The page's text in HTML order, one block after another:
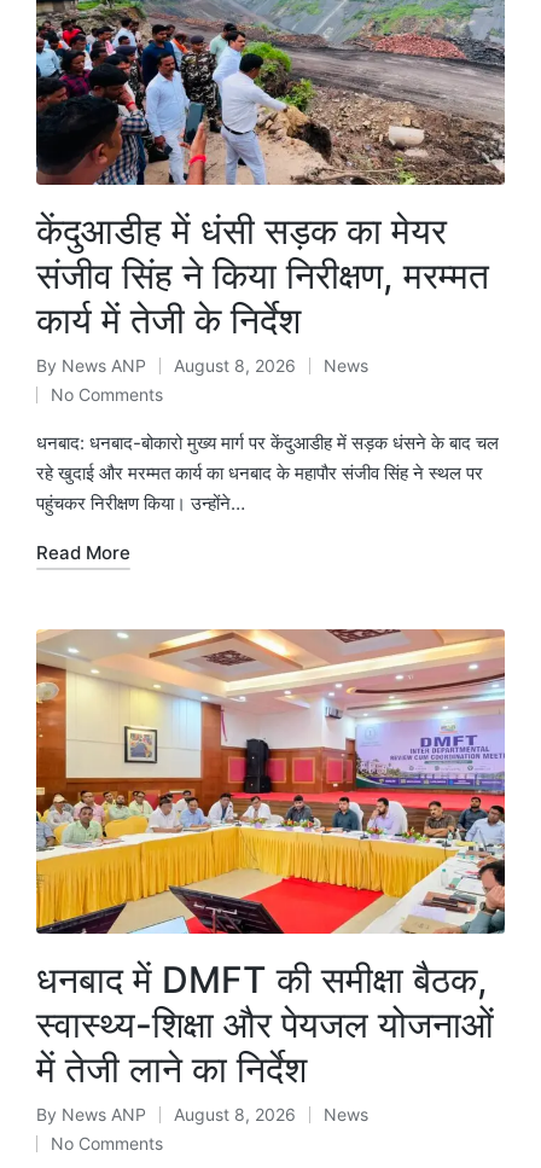
केंदुआडीह में धंसी सड़क का मेयर
संजीव सिंह ने किया निरीक्षण, मरम्मत
कार्य में तेजी के निर्देश
Posted
by
By News ANP August 8, 2026
Posted
News
No Comments
धनबाद: धनबाद-बोकारो मुख्य मार्ग पर केंदुआडीह में सड़क धंसने के बाद चल
रहे खुदाई और मरम्मत कार्य का धनबाद के महापौर संजीव सिंह ने स्थल पर
पहुंचकर निरीक्षण किया। उन्होंने…
Read More
धनबाद में DMFT की समीक्षा बैठक,
स्वास्थ्य-शिक्षा और पेयजल योजनाओं
में तेजी लाने का निर्देश
Posted
by
By News ANP August 8, 2026
Posted
News
No Comments